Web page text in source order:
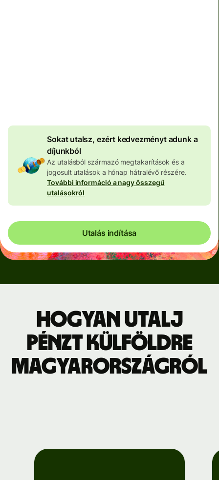
Sokat utalsz, ezért kedvezményt adunk a
díjunkból
Az utalásból származó megtakarítások és a
jogosult utalások a hónap hátralévő részére.
További információ a nagy összegű
utalásokról
Utalás indítása
Hogyan utalj
pénzt külföldre
Magyarországról